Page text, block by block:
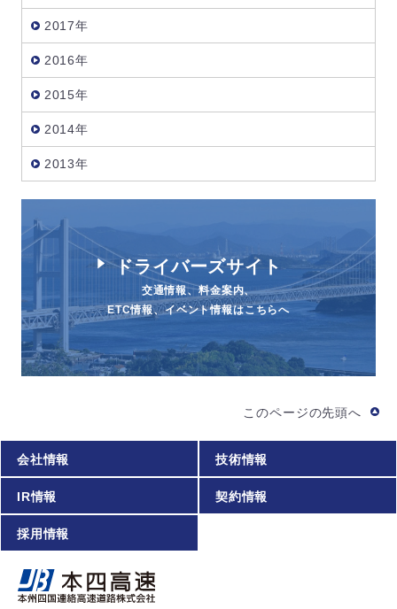
2017年
2016年
2015年
2014年
2013年
ドライバーズサイト
交通情報、料金案内、
ETC情報、イベント情報はこちらへ
このページの先頭へ
会社情報 技術情報
IR情報 契約情報
採用情報